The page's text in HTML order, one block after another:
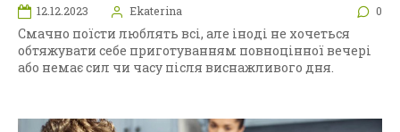
12.12.2023 Ekaterina 0
Смачно поїсти люблять всі, але іноді не хочеться
обтяжувати себе приготуванням повноцінної вечері
або немає сил чи часу після виснажливого дня.